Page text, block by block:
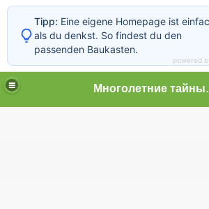
Tipp: Eine eigene Homepage ist
als du denkst. So findest du den
passenden Baukasten.
powered